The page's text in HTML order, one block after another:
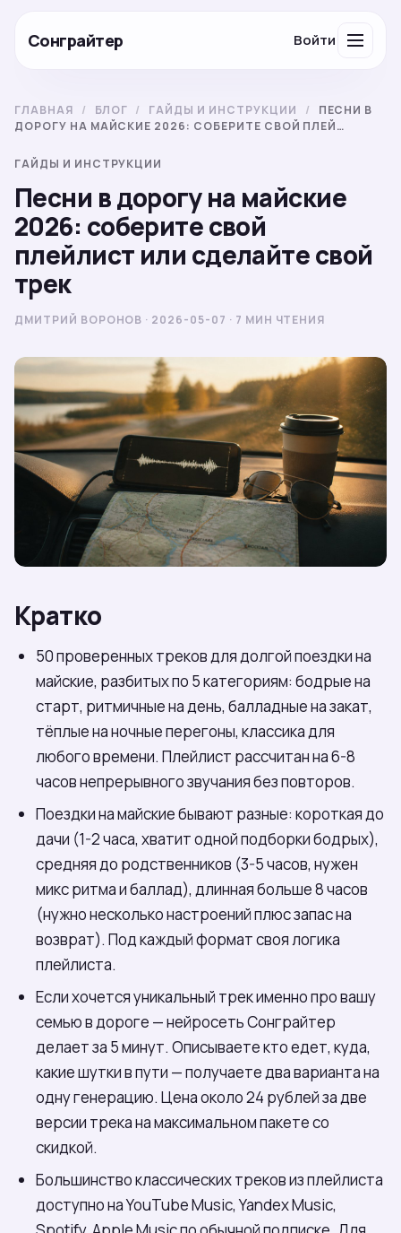
Сонграйтер Войти
ГЛАВНАЯ / БЛОГ / ГАЙДЫ И ИНСТРУКЦИИ /
ПЕСНИ В
ДОРОГУ НА МАЙСКИЕ 2026: СОБЕРИТЕ СВОЙ ПЛЕЙ…
ГАЙДЫ И ИНСТРУКЦИИ
Песни в дорогу на майские
2026: соберите свой
плейлист или сделайте свой
трек
ДМИТРИЙ ВОРОНОВ · 2026-05-07 · 7 МИН ЧТЕНИЯ
Кратко
50 проверенных треков для долгой поездки на
майские, разбитых по 5 категориям: бодрые на
старт, ритмичные на день, балладные на закат,
тёплые на ночные перегоны, классика для
любого времени. Плейлист рассчитан на 6-8
часов непрерывного звучания без повторов.
Поездки на майские бывают разные: короткая до
дачи (1-2 часа, хватит одной подборки бодрых),
средняя до родственников (3-5 часов, нужен
микс ритма и баллад), длинная больше 8 часов
(нужно несколько настроений плюс запас на
возврат). Под каждый формат своя логика
плейлиста.
Если хочется уникальный трек именно про вашу
семью в дороге — нейросеть Сонграйтер
делает за 5 минут. Описываете кто едет, куда,
какие шутки в пути — получаете два варианта на
одну генерацию. Цена около 24 рублей за две
версии трека на максимальном пакете со
скидкой.
Большинство классических треков из плейлиста
доступно на YouTube Music, Yandex Music,